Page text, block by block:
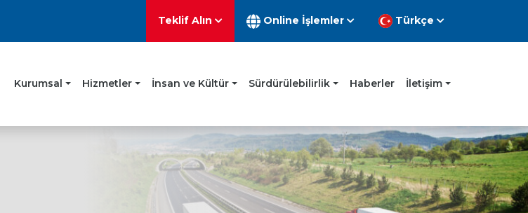
Teklif Alın Online İşlemler Türkçe
Kurumsal Hizmetler İnsan ve Kültür Sürdürülebilirlik Haberler İletişim